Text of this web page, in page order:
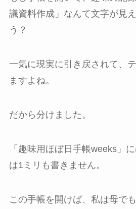
議資料作成」なんて文字が見
う？
一気に現実に引き戻されて、
ますよね。
だから分けました。
「趣味用ほぼ日手帳weeks」
は1ミリも書きません。
この手帳を開けば、私は母で